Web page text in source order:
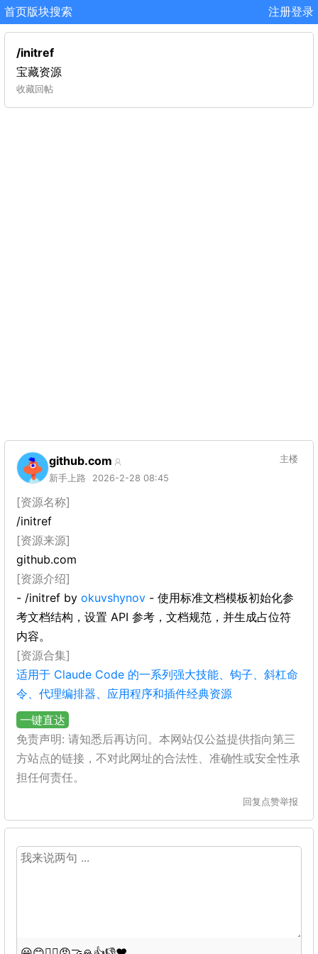
首页版块搜索 注册登录
/initref
宝藏资源
收藏回帖
github.com
新手上路 2026-2-28 08:45
主楼
[资源名称]
/initref
[资源来源]
github.com
[资源介绍]
- /initref by okuvshynov - 使用标准文档模板初始化参
考文档结构，设置 API 参考，文档规范，并生成占位符
内容。
[资源合集]
适用于 Claude Code 的一系列强大技能、钩子、斜杠命
令、代理编排器、应用程序和插件经典资源
一键直达
免责声明: 请知悉后再访问。本网站仅公益提供指向第三
方站点的链接，不对此网址的合法性、准确性或安全性承
担任何责任。
回复 点赞举报